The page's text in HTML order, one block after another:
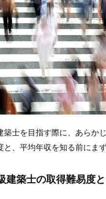
築士を目指す際に、あらか
と、平均年収を知る前にま
建築士の取得難易度